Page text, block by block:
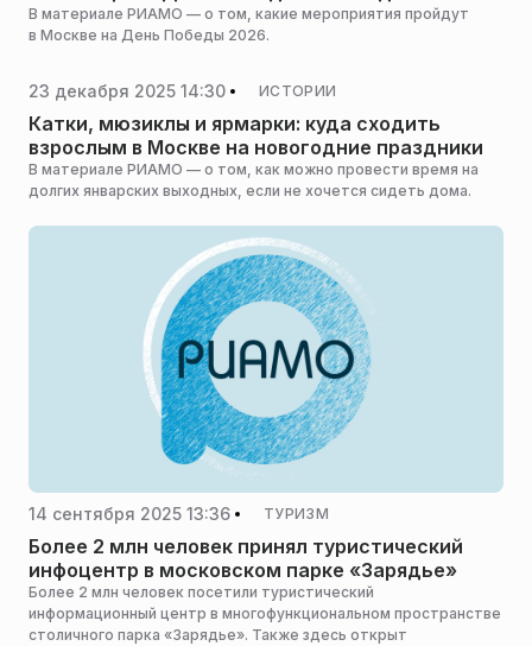
В материале РИАМО — о том, какие мероприятия пройдут
в Москве на День Победы 2026.
23 декабря 2025 14:30 ИСТОРИИ
Катки, мюзиклы и ярмарки: куда сходить
взрослым в Москве на новогодние праздники
В материале РИАМО — о том, как можно провести время на
долгих январских выходных, если не хочется сидеть дома.
14 сентября 2025 13:36 ТУРИЗМ
Более 2 млн человек принял туристический
инфоцентр в московском парке «Зарядье»
Более 2 млн человек посетили туристический
информационный центр в многофункциональном пространстве
столичного парка «Зарядье». Также здесь открыт